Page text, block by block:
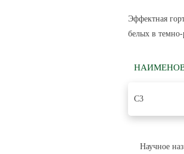
Эффектная
белых в
С3
Научное